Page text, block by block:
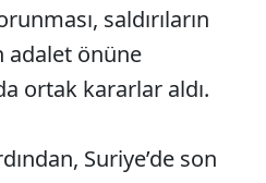
saldırıların
adalet önüne
ortak kararlar aldı.
Suriye’de son